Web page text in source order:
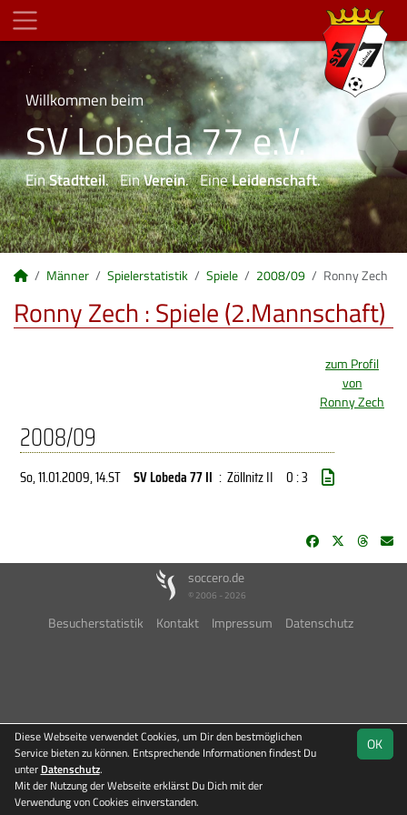
Willkommen beim
SV Lobeda 77 e.V.
EinStadtteil. EinVerein. EineLeidenschaft.
Männer Spielerstatistik Spiele 2008/09 Ronny Zech
Ronny Zech : Spiele (2.Mannschaft)
zum Profil
von
Ronny Zech
2008/09
So, 11.01.2009, 14.ST SV Lobeda 77 II : Zöllnitz II 0 : 3
soccero.de
© 2006 - 2026
Besucherstatistik Kontakt Impressum Datenschutz
OK
Diese Webseite verwendet Cookies, um Dir den bestmöglichen
Service bieten zu können. Entsprechende Informationen findest Du
unter Datenschutz.
Mit der Nutzung der Webseite erklärst Du Dich mit der
Verwendung von Cookies einverstanden.